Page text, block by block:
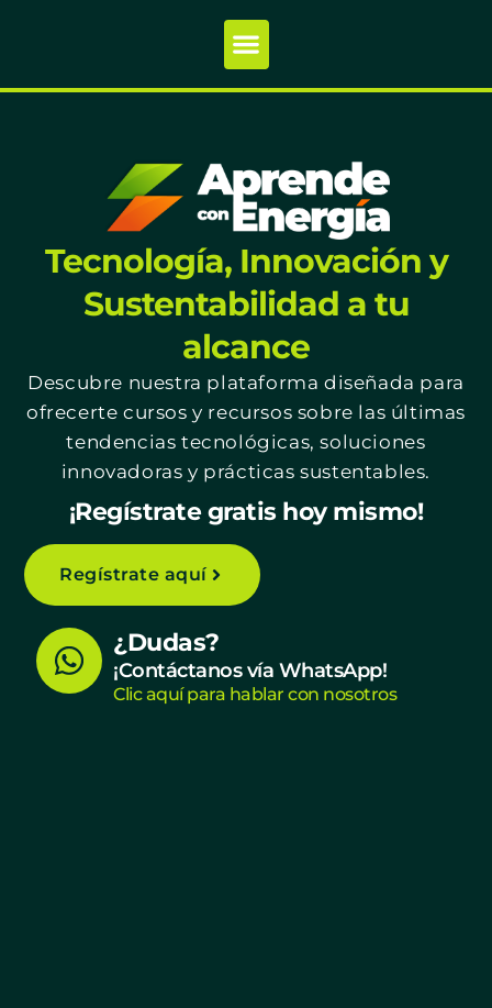
Tecnología, Innovación y
Sustentabilidad a tu
alcance
Descubre nuestra plataforma diseñada para
ofrecerte cursos y recursos sobre las últimas
tendencias tecnológicas, soluciones
innovadoras y prácticas sustentables.
¡Regístrate gratis hoy mismo!
Regístrate aquí
W
h
¿Dudas?
¡Contáctanos vía WhatsApp!
Clic aquí para hablar con nosotros